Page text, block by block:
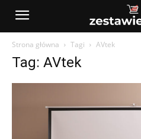
Strona główna Tagi AVtek
Tag: AVtek